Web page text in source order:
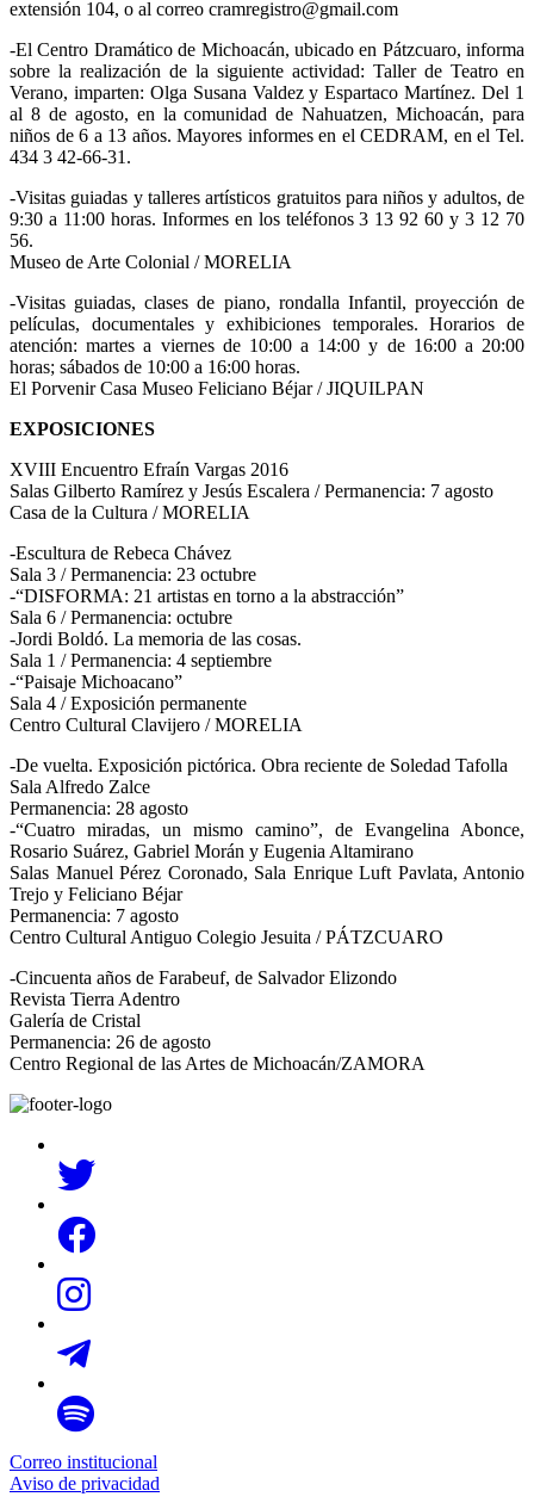
extensión 104, o al correo cramregistro@gmail.com
-El Centro Dramático de Michoacán, ubicado en Pátzcuaro, informa
sobre la realización de la siguiente actividad: Taller de Teatro en
Verano, imparten: Olga Susana Valdez y Espartaco Martínez. Del 1
al 8 de agosto, en la comunidad de Nahuatzen, Michoacán, para
niños de 6 a 13 años. Mayores informes en el CEDRAM, en el Tel.
434 3 42-66-31.
-Visitas guiadas y talleres artísticos gratuitos para niños y adultos, de
9:30 a 11:00 horas. Informes en los teléfonos 3 13 92 60 y 3 12 70
56.
Museo de Arte Colonial / MORELIA
-Visitas guiadas, clases de piano, rondalla Infantil, proyección de
películas, documentales y exhibiciones temporales. Horarios de
atención: martes a viernes de 10:00 a 14:00 y de 16:00 a 20:00
horas; sábados de 10:00 a 16:00 horas.
El Porvenir Casa Museo Feliciano Béjar / JIQUILPAN
EXPOSICIONES
XVIII Encuentro Efraín Vargas 2016
Salas Gilberto Ramírez y Jesús Escalera / Permanencia: 7 agosto
Casa de la Cultura / MORELIA
-Escultura de Rebeca Chávez
Sala 3 / Permanencia: 23 octubre
-“DISFORMA: 21 artistas en torno a la abstracción”
Sala 6 / Permanencia: octubre
-Jordi Boldó. La memoria de las cosas.
Sala 1 / Permanencia: 4 septiembre
-“Paisaje Michoacano”
Sala 4 / Exposición permanente
Centro Cultural Clavijero / MORELIA
-De vuelta. Exposición pictórica. Obra reciente de Soledad Tafolla
Sala Alfredo Zalce
Permanencia: 28 agosto
-“Cuatro miradas, un mismo camino”, de Evangelina Abonce,
Rosario Suárez, Gabriel Morán y Eugenia Altamirano
Salas Manuel Pérez Coronado, Sala Enrique Luft Pavlata, Antonio
Trejo y Feliciano Béjar
Permanencia: 7 agosto
Centro Cultural Antiguo Colegio Jesuita / PÁTZCUARO
-Cincuenta años de Farabeuf, de Salvador Elizondo
Revista Tierra Adentro
Galería de Cristal
Permanencia: 26 de agosto
Centro Regional de las Artes de Michoacán/ZAMORA
Correo institucional
Aviso de privacidad